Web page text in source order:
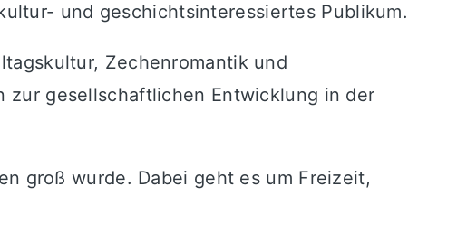
und geschichtsinteressiertes Publikum.
Zechenromantik und
zur gesellschaftlichen Entwicklung in der
groß wurde. Dabei geht es um Freizeit,